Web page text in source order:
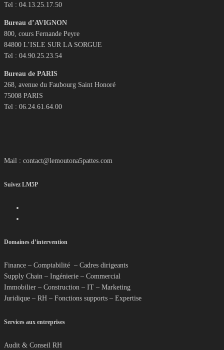
Tel : 04.13.25.17.50
Bureau d’AVIGNON
800, cours Fernande Peyre
84800 L’ISLE SUR LA SORGUE
Tel : 04.90.25.23.54
Bureau de PARIS
268, avenue du Faubourg Saint Honoré
75008 PARIS
Tel : 06.24.61.64.00
Mail : contact@lemoutona5pattes.com
Suivez LM5P
Domaines d’intervention
Finance – Comptabilité – Cadres dirigeants
Supply Chain – Ingénierie – Commercial
Immobilier – Construction – IT – Marketing
Juridique – RH – Fonctions supports – Expertise
Services aux entreprises
Audit & Conseil RH